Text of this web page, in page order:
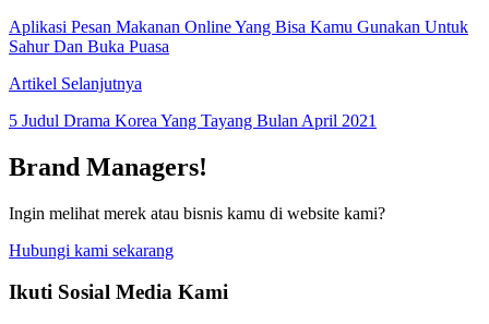
Aplikasi Pesan Makanan Online Yang Bisa Kamu Gunakan Untuk
Sahur Dan Buka Puasa
Artikel Selanjutnya
5 Judul Drama Korea Yang Tayang Bulan April 2021
Brand Managers!
Ingin melihat merek atau bisnis kamu di website kami?
Hubungi kami sekarang
Ikuti Sosial Media Kami